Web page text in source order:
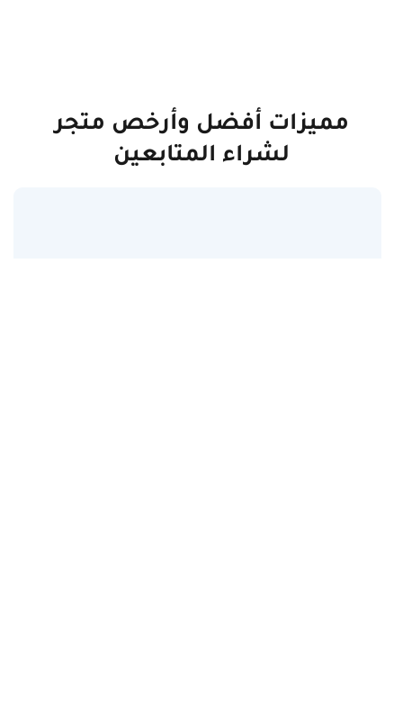
مميزات أفضل وأرخص متجر
لشراء المتابعين